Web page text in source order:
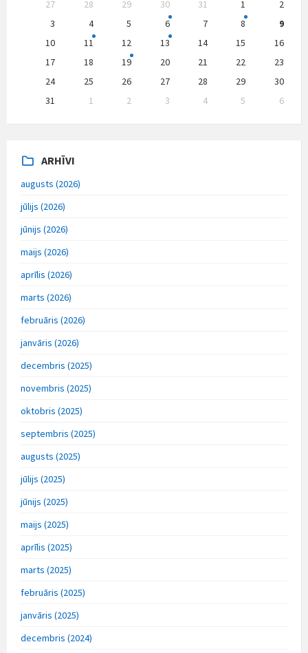
calendar
27 28 29 30 31 1
2
3
4 5 6 7 8
9
10
11 12 13 14 15
16
17
18 19 20 21 22
23
24
25 26 27 28 29
30
31
1 2 3 4 5
6
to
ARHĪVI
augusts (2026)
jūlijs (2026)
jūnijs (2026)
maijs (2026)
aprīlis (2026)
marts (2026)
februāris (2026)
janvāris (2026)
decembris (2025)
novembris (2025)
oktobris (2025)
septembris (2025)
augusts (2025)
jūlijs (2025)
jūnijs (2025)
maijs (2025)
aprīlis (2025)
marts (2025)
februāris (2025)
janvāris (2025)
decembris (2024)